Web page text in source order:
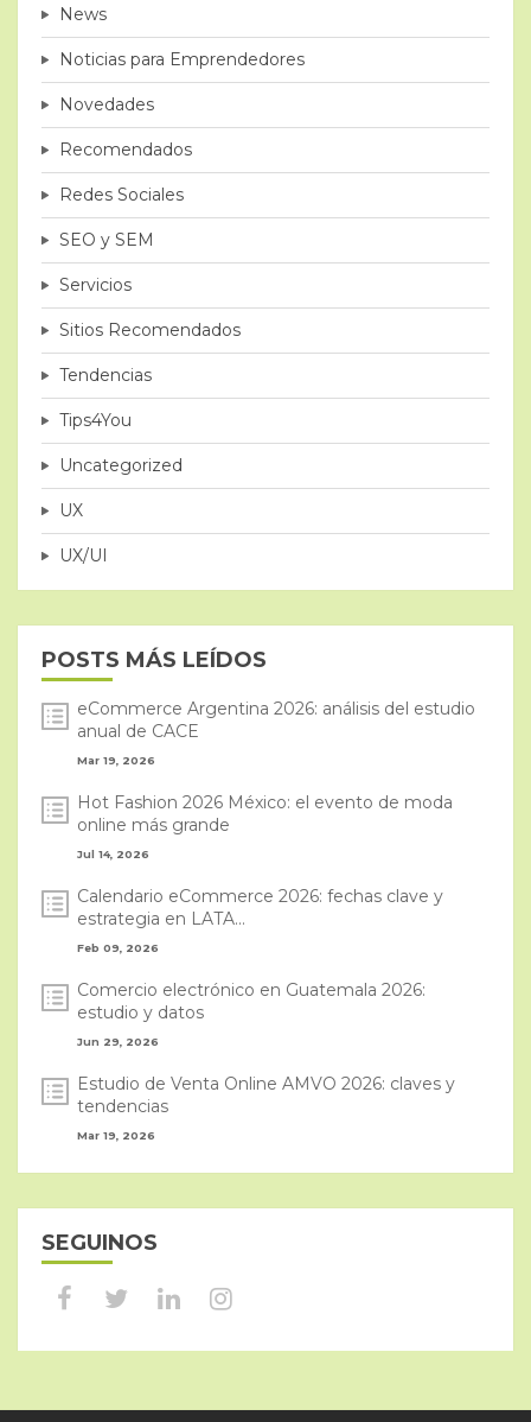
News
Noticias para Emprendedores
Novedades
Recomendados
Redes Sociales
SEO y SEM
Servicios
Sitios Recomendados
Tendencias
Tips4You
Uncategorized
UX
UX/UI
POSTS MÁS LEÍDOS
eCommerce Argentina 2026: análisis del estudio
anual de CACE
Mar 19, 2026
Hot Fashion 2026 México: el evento de moda
online más grande
Jul 14, 2026
Calendario eCommerce 2026: fechas clave y
estrategia en LATA...
Feb 09, 2026
Comercio electrónico en Guatemala 2026:
estudio y datos
Jun 29, 2026
Estudio de Venta Online AMVO 2026: claves y
tendencias
Mar 19, 2026
SEGUINOS